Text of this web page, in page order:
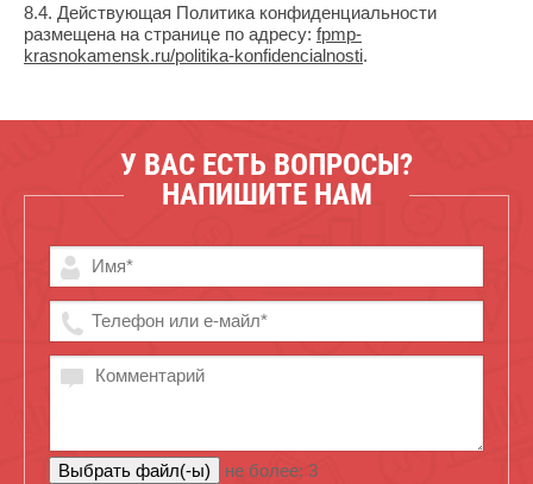
8.4. Действующая Политика конфиденциальности
размещена на странице по адресу: fpmp-
krasnokamensk.ru/politika-konfidencialnosti.
У ВАС ЕСТЬ ВОПРОСЫ?
НАПИШИТЕ НАМ
не более: 3